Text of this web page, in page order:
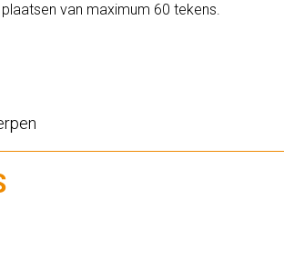
van maximum 60 tekens.